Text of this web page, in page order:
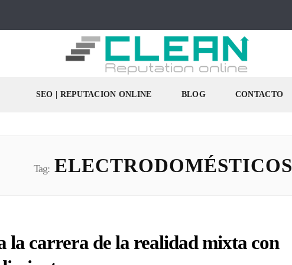
SEO | REPUTACION ONLINE BLOG CONTACTO
Tag:
la carrera de la realidad mixta con